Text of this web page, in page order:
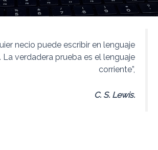
necio puede escribir en lenguaje
La verdadera prueba es el lenguaje
corriente”,
C. S. Lewis.